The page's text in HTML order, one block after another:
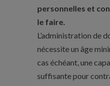
personnelles et
le faire.
L’administration de
nécessite un âge
cas échéant, une
suffisante pour